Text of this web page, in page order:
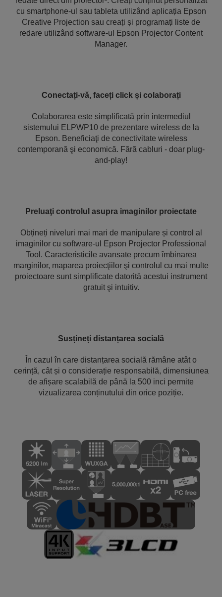
cu smartphone-ul sau tableta utilizând aplicația Epson
Creative Projection sau creați și programați liste de
redare utilizând software-ul Epson Projector Content
Manager.
Conectați-vă, faceți click și colaborați
Colaborarea este simplificată prin intermediul
sistemului ELPWP10 de prezentare wireless de la
Epson. Beneficiaţi de conectivitate wireless
contemporană şi economică. Fără cabluri - doar plug-
and-play!
Preluaţi controlul asupra imaginilor proiectate
Obțineți niveluri mai mari de manipulare și control al
imaginilor cu software-ul Epson Projector Professional
Tool. Caracteristicile avansate precum îmbinarea
marginilor, maparea proiecţiilor şi controlul cu mai multe
proiectoare sunt simplificate datorită acestui instrument
gratuit şi intuitiv.
Susțineți distanțarea socială
În cazul în care distanțarea socială rămâne atât o
cerință, cât și o considerație responsabilă, dimensiunea
de afișare scalabilă de până la 500 inci permite
vizualizarea conținutului din orice poziție.